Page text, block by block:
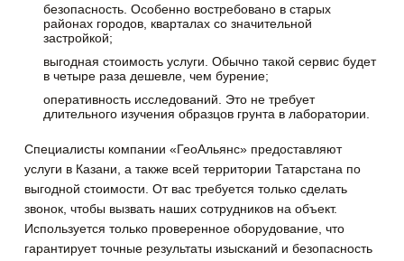
безопасность. Особенно востребовано в старых
районах городов, кварталах со значительной
застройкой;
выгодная стоимость услуги. Обычно такой сервис будет
в четыре раза дешевле, чем бурение;
оперативность исследований. Это не требует
длительного изучения образцов грунта в лаборатории.
Специалисты компании «ГеоАльянс» предоставляют
услуги в Казани, а также всей территории Татарстана по
выгодной стоимости. От вас требуется только сделать
звонок, чтобы вызвать наших сотрудников на объект.
Используется только проверенное оборудование, что
гарантирует точные результаты изысканий и безопасность